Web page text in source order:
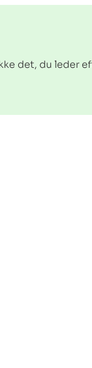
det, du leder